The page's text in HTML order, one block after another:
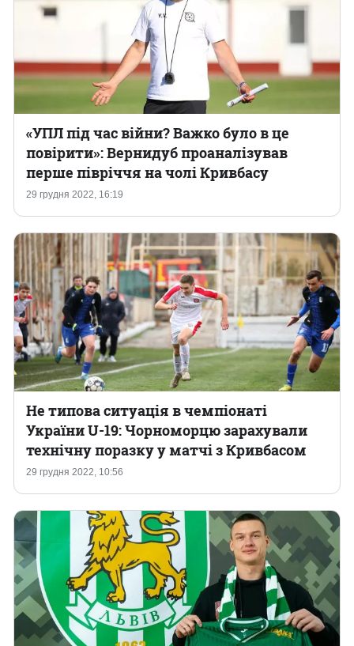
29 грудня 2022, 16:19
«УПЛ під час війни? Важко було в це
повірити»: Вернидуб проаналізував
перше півріччя на чолі Кривбасу
29 грудня 2022, 10:56
Не типова ситуація в чемпіонаті
України U-19: Чорноморцю зарахували
технічну поразку у матчі з Кривбасом